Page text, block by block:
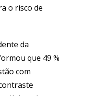
o risco de
da
que 49 %
com